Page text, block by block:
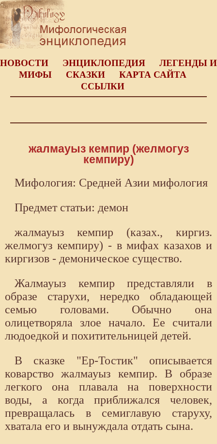
НОВОСТИ ЭНЦИКЛОПЕДИЯ
ЛЕГЕНДЫ И
МИФЫ
СКАЗКИ
КАРТА САЙТА
ССЫЛКИ
жалмауыз кемпир (желмогуз
кемпиру)
Мифология: Средней Азии мифология
Предмет статьи: демон
жалмауыз кемпир (казах., киргиз.
желмогуз кемпиру) - в мифах казахов и
киргизов - демоническое существо.
Жалмауыз кемпир представляли в
образе старухи, нередко обладающей
семью головами. Обычно она
олицетворяла злое начало. Ее считали
людоедкой и похитительницей детей.
В сказке "Ер-Тостик" описывается
коварство жалмауыз кемпир. В образе
легкого она плавала на поверхности
воды, а когда приближался человек,
превращалась в семиглавую старуху,
хватала его и вынуждала отдать сына.